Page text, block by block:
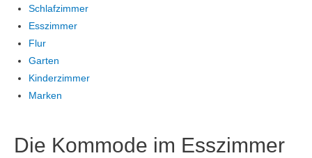
Schlafzimmer
Esszimmer
Flur
Garten
Kinderzimmer
Marken
Die Kommode im Esszimmer